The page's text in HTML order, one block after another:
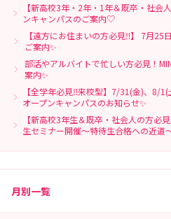
【新高校3年・2年・1年＆既卒・社会
ンキャンパスのご案内♡
【遠方にお住まいの方必見‼】 7月25
ご案内✨
部活やアルバイトで忙しい方必見！
案内✨
【全学年必見‼来校型】7/31(金)、8/
オープンキャンパスのお知らせ✨
【新高校3年生＆既卒・社会人の方必
生セミナー開催～特待生合格への近道
月別一覧